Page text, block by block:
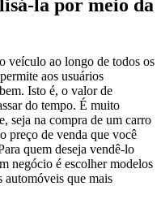
la por meio da
veículo ao longo de todos os
aos usuários
Isto é, o valor de
do tempo. É muito
seja na compra de um carro
preço de venda que você
quem deseja vendê-lo
negócio é escolher modelos
automóveis que mais